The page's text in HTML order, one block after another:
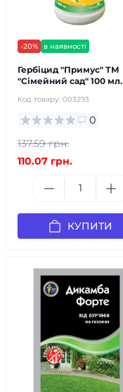
-20% в наявності
Гербіцид "Примус" ТМ
"Сімейний сад" 100 мл.
Код товару: 003293
0
137.59 грн.
110.07 грн.
КУПИТИ